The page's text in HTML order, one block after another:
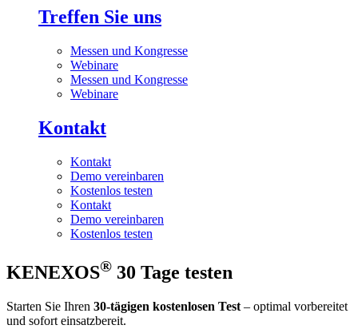
Treffen Sie uns
Messen und Kongresse
Webinare
Messen und Kongresse
Webinare
Kontakt
Kontakt
Demo vereinbaren
Kostenlos testen
Kontakt
Demo vereinbaren
Kostenlos testen
KENEXOS® 30 Tage testen
Starten Sie Ihren 30-tägigen kostenlosen Test – optimal vorbereitet
und sofort einsatzbereit.